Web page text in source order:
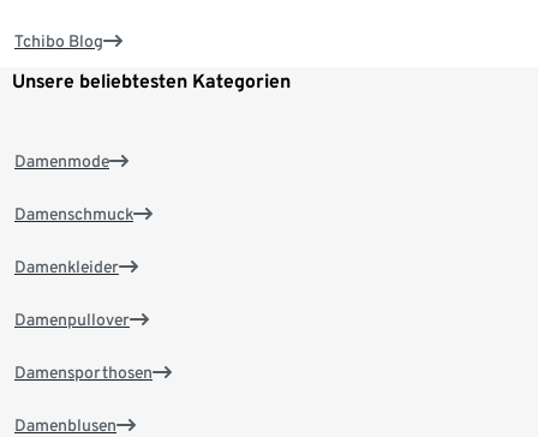
Tchibo Blog
Unsere beliebtesten Kategorien
Damenmode
Damenschmuck
Damenkleider
Damenpullover
Damensporthosen
Damenblusen